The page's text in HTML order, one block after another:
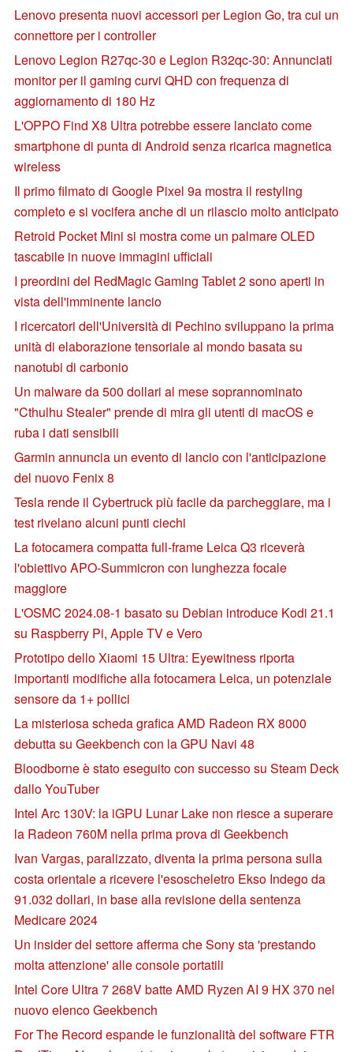
Lenovo presenta nuovi accessori per Legion Go, tra cui un
connettore per i controller
Lenovo Legion R27qc-30 e Legion R32qc-30: Annunciati
monitor per il gaming curvi QHD con frequenza di
aggiornamento di 180 Hz
L'OPPO Find X8 Ultra potrebbe essere lanciato come
smartphone di punta di Android senza ricarica magnetica
wireless
Il primo filmato di Google Pixel 9a mostra il restyling
completo e si vocifera anche di un rilascio molto anticipato
Retroid Pocket Mini si mostra come un palmare OLED
tascabile in nuove immagini ufficiali
I preordini del RedMagic Gaming Tablet 2 sono aperti in
vista dell'imminente lancio
I ricercatori dell'Università di Pechino sviluppano la prima
unità di elaborazione tensoriale al mondo basata su
nanotubi di carbonio
Un malware da 500 dollari al mese soprannominato
"Cthulhu Stealer" prende di mira gli utenti di macOS e
ruba i dati sensibili
Garmin annuncia un evento di lancio con l'anticipazione
del nuovo Fenix 8
Tesla rende il Cybertruck più facile da parcheggiare, ma i
test rivelano alcuni punti ciechi
La fotocamera compatta full-frame Leica Q3 riceverà
l'obiettivo APO-Summicron con lunghezza focale
maggiore
L'OSMC 2024.08-1 basato su Debian introduce Kodi 21.1
su Raspberry Pi, Apple TV e Vero
Prototipo dello Xiaomi 15 Ultra: Eyewitness riporta
importanti modifiche alla fotocamera Leica, un potenziale
sensore da 1+ pollici
La misteriosa scheda grafica AMD Radeon RX 8000
debutta su Geekbench con la GPU Navi 48
Bloodborne è stato eseguito con successo su Steam Deck
dallo YouTuber
Intel Arc 130V: la iGPU Lunar Lake non riesce a superare
la Radeon 760M nella prima prova di Geekbench
Ivan Vargas, paralizzato, diventa la prima persona sulla
costa orientale a ricevere l'esoscheletro Ekso Indego da
91.032 dollari, in base alla revisione della sentenza
Medicare 2024
Un insider del settore afferma che Sony sta 'prestando
molta attenzione' alle console portatili
Intel Core Ultra 7 268V batte AMD Ryzen AI 9 HX 370 nel
nuovo elenco Geekbench
For The Record espande le funzionalità del software FTR